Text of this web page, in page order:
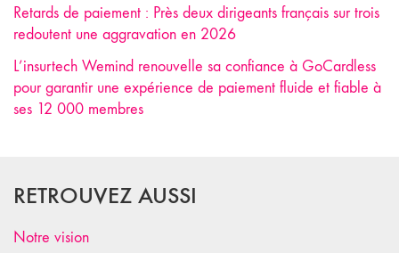
Retards de paiement : Près deux dirigeants français sur trois
redoutent une aggravation en 2026
L’insurtech Wemind renouvelle sa confiance à GoCardless
pour garantir une expérience de paiement fluide et fiable à
ses 12 000 membres
RETROUVEZ AUSSI
Notre vision